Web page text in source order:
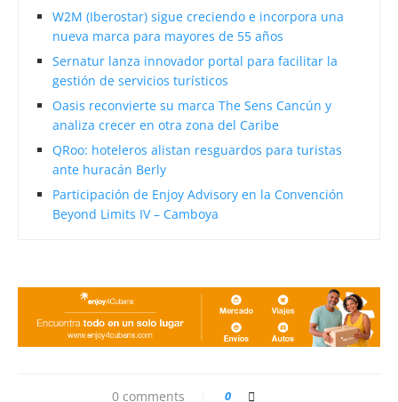
W2M (Iberostar) sigue creciendo e incorpora una
nueva marca para mayores de 55 años
Sernatur lanza innovador portal para facilitar la
gestión de servicios turísticos
Oasis reconvierte su marca The Sens Cancún y
analiza crecer en otra zona del Caribe
QRoo: hoteleros alistan resguardos para turistas
ante huracán Berly
Participación de Enjoy Advisory en la Convención
Beyond Limits IV – Camboya
0 comments 0